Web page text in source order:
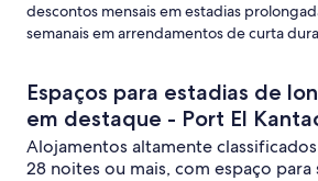
descontos mensais em estadias
semanais em arrendamentos de curta
Espaços para estadias de
em destaque - Port El
Alojamentos altamente
28 noites ou mais, com espaço para